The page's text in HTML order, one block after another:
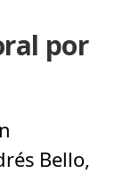
por
Bello,